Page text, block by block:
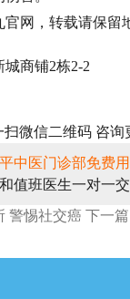
网，转载请保留
商铺2栋2-2
扫微信二维码 咨询
中医门诊部免费
和值班医生一对一
警惕社交癌 下一